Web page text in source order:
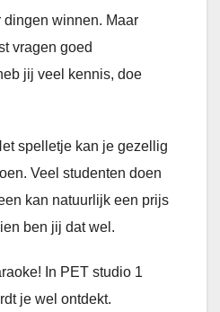
dingen winnen. Maar
vragen goed
jij veel kennis, doe
spelletje kan je gezellig
Veel studenten doen
kan natuurlijk een prijs
ben jij dat wel.
In PET studio 1
je wel ontdekt.